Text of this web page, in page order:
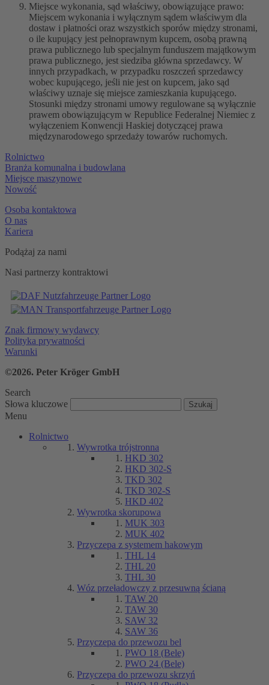
Miejsce wykonania, sąd właściwy, obowiązujące prawo:
Miejscem wykonania i wyłącznym sądem właściwym dla
dostaw i płatności oraz wszystkich sporów między stronami,
o ile kupujący jest pełnoprawnym kupcem, osobą prawną
prawa publicznego lub specjalnym funduszem majątkowym
prawa publicznego, jest siedziba główna sprzedawcy. W
innych przypadkach, w przypadku roszczeń sprzedawcy
wobec kupującego, jeśli nie jest on kupcem, jako sąd
właściwy uznaje się miejsce zamieszkania kupującego.
Stosunki między stronami umowy regulowane są wyłącznie
prawem obowiązującym w Republice Federalnej Niemiec z
wyłączeniem Konwencji Haskiej dotyczącej prawa
międzynarodowego sprzedaży towarów ruchomych.
Rolnictwo
Branża komunalna i budowlana
Miejsce maszynowe
Nowość
Osoba kontaktowa
O nas
Kariera
Podążaj za nami
Nasi partnerzy kontraktowi
Znak firmowy wydawcy
Polityka prywatności
Warunki
©2026. Peter Kröger GmbH
Search
Słowa kluczowe
Menu
Rolnictwo
Wywrotka trójstronna
HKD 302
HKD 302-S
TKD 302
TKD 302-S
HKD 402
Wywrotka skorupowa
MUK 303
MUK 402
Przyczepa z systemem hakowym
THL 14
THL 20
THL 30
Wóz przeładowczy z przesuwną ścianą
TAW 20
TAW 30
SAW 32
SAW 36
Przyczepa do przewozu bel
PWO 18 (Bele)
PWO 24 (Bele)
Przyczepa do przewozu skrzyń